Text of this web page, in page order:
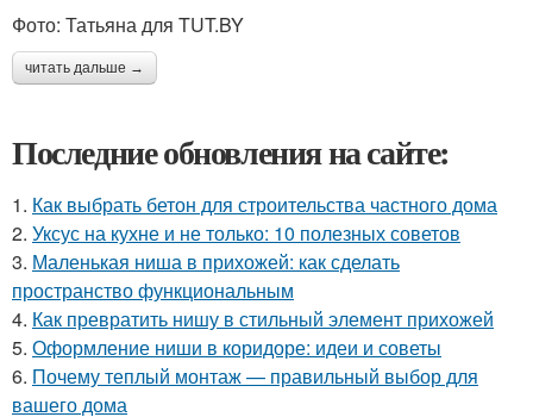
Фото: Татьяна для TUT.BY
читать дальше →
Последние обновления на сайте:
1. Как выбрать бетон для строительства частного дома
2. Уксус на кухне и не только: 10 полезных советов
3. Маленькая ниша в прихожей: как сделать
пространство функциональным
4. Как превратить нишу в стильный элемент прихожей
5. Оформление ниши в коридоре: идеи и советы
6. Почему теплый монтаж — правильный выбор для
вашего дома